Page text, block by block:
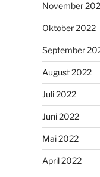
November
Oktober 2022
September
August 2022
Juli 2022
Juni 2022
Mai 2022
April 2022